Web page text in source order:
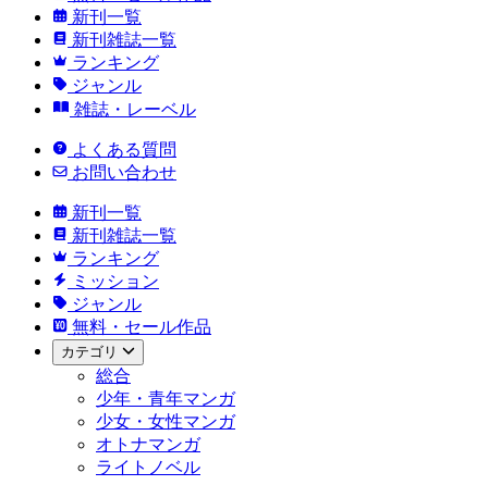
新刊一覧
新刊雑誌一覧
ランキング
ジャンル
雑誌・レーベル
よくある質問
お問い合わせ
新刊一覧
新刊雑誌一覧
ランキング
ミッション
ジャンル
無料・セール作品
カテゴリ
総合
少年・青年マンガ
少女・女性マンガ
オトナマンガ
ライトノベル